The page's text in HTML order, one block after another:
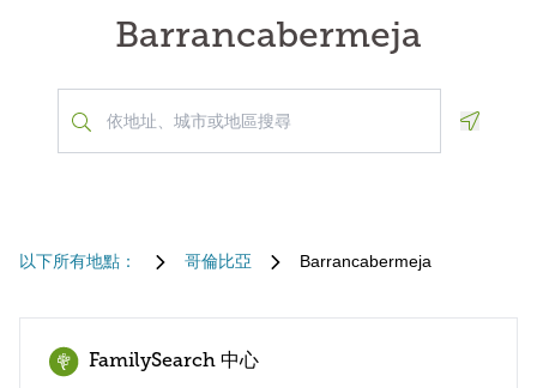
Barrancabermeja
以下所有地點： 哥倫比亞 Barrancabermeja
FamilySearch 中心